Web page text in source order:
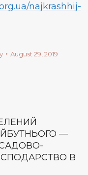
najkrashhij-
August 29, 2019
—
В